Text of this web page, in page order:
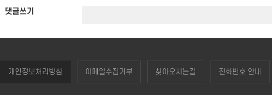
댓글쓰기
개인정보처리방침 이메일수집거부 찾아오시는길 전화번호 안내